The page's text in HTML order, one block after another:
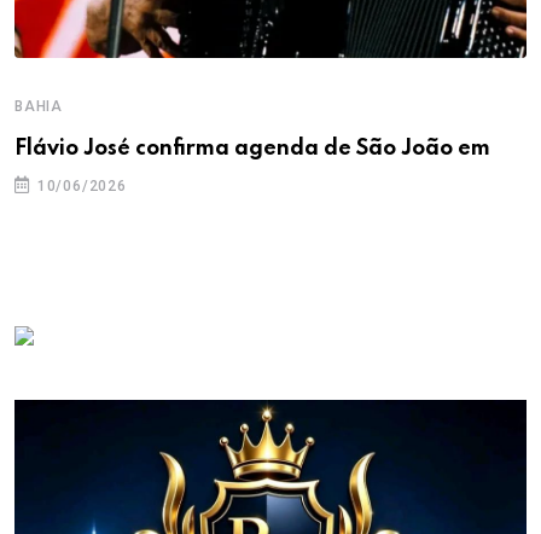
BAHIA
Flávio José confirma agenda de São João em
10/06/2026